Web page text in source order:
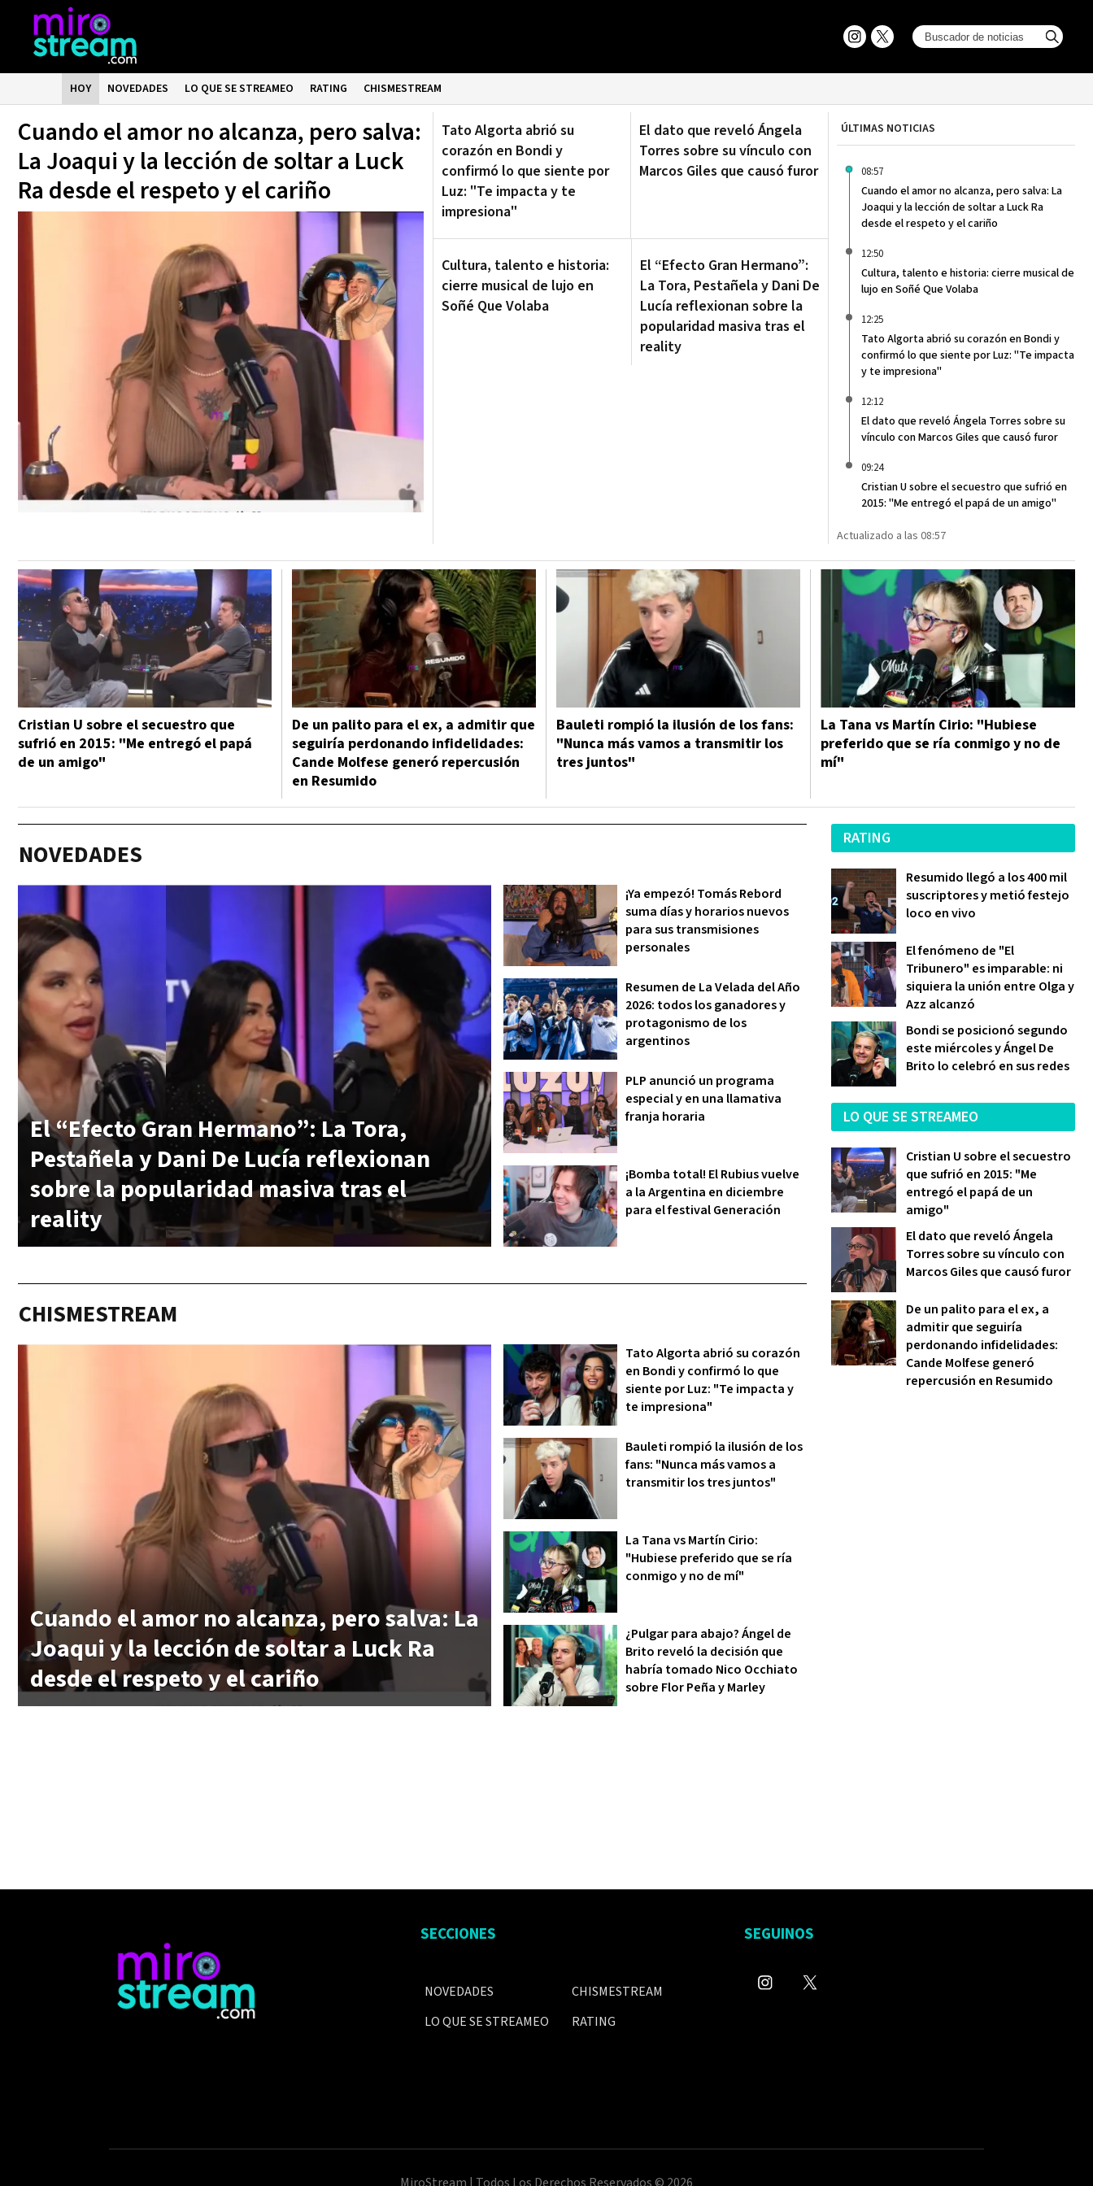
HOY NOVEDADES LO QUE SE STREAMEO RATING CHISMESTREAM
Cuando el amor no alcanza, pero salva:
La Joaqui y la lección de soltar a Luck
Ra desde el respeto y el cariño
Tato Algorta abrió su
corazón en Bondi y
confirmó lo que siente por
Luz: "Te impacta y te
impresiona"
El dato que reveló Ángela
Torres sobre su vínculo con
Marcos Giles que causó furor
Cultura, talento e historia:
cierre musical de lujo en
Soñé Que Volaba
El “Efecto Gran Hermano”:
La Tora, Pestañela y Dani De
Lucía reflexionan sobre la
popularidad masiva tras el
reality
ÚLTIMAS NOTICIAS
08:57
Cuando el amor no alcanza, pero salva: La
Joaqui y la lección de soltar a Luck Ra
desde el respeto y el cariño
12:50
Cultura, talento e historia: cierre musical de
lujo en Soñé Que Volaba
12:25
Tato Algorta abrió su corazón en Bondi y
confirmó lo que siente por Luz: "Te impacta
y te impresiona"
12:12
El dato que reveló Ángela Torres sobre su
vínculo con Marcos Giles que causó furor
09:24
Cristian U sobre el secuestro que sufrió en
2015: "Me entregó el papá de un amigo"
Actualizado a las 08:57
Cristian U sobre el secuestro que
sufrió en 2015: "Me entregó el papá
de un amigo"
De un palito para el ex, a admitir que
seguiría perdonando infidelidades:
Cande Molfese generó repercusión
en Resumido
Bauleti rompió la ilusión de los fans:
"Nunca más vamos a transmitir los
tres juntos"
La Tana vs Martín Cirio: "Hubiese
preferido que se ría conmigo y no de
mí"
NOVEDADES
El “Efecto Gran Hermano”: La Tora,
Pestañela y Dani De Lucía reflexionan
sobre la popularidad masiva tras el
reality
¡Ya empezó! Tomás Rebord
suma días y horarios nuevos
para sus transmisiones
personales
Resumen de La Velada del Año
2026: todos los ganadores y
protagonismo de los
argentinos
PLP anunció un programa
especial y en una llamativa
franja horaria
¡Bomba total! El Rubius vuelve
a la Argentina en diciembre
para el festival Generación
CHISMESTREAM
Cuando el amor no alcanza, pero salva: La
Joaqui y la lección de soltar a Luck Ra
desde el respeto y el cariño
Tato Algorta abrió su corazón
en Bondi y confirmó lo que
siente por Luz: "Te impacta y
te impresiona"
Bauleti rompió la ilusión de los
fans: "Nunca más vamos a
transmitir los tres juntos"
La Tana vs Martín Cirio:
"Hubiese preferido que se ría
conmigo y no de mí"
¿Pulgar para abajo? Ángel de
Brito reveló la decisión que
habría tomado Nico Occhiato
sobre Flor Peña y Marley
RATING
Resumido llegó a los 400 mil
suscriptores y metió festejo
loco en vivo
El fenómeno de "El
Tribunero" es imparable: ni
siquiera la unión entre Olga y
Azz alcanzó
Bondi se posicionó segundo
este miércoles y Ángel De
Brito lo celebró en sus redes
LO QUE SE STREAMEO
Cristian U sobre el secuestro
que sufrió en 2015: "Me
entregó el papá de un
amigo"
El dato que reveló Ángela
Torres sobre su vínculo con
Marcos Giles que causó furor
De un palito para el ex, a
admitir que seguiría
perdonando infidelidades:
Cande Molfese generó
repercusión en Resumido
SECCIONES
NOVEDADES
LO QUE SE STREAMEO
CHISMESTREAM
RATING
SEGUINOS